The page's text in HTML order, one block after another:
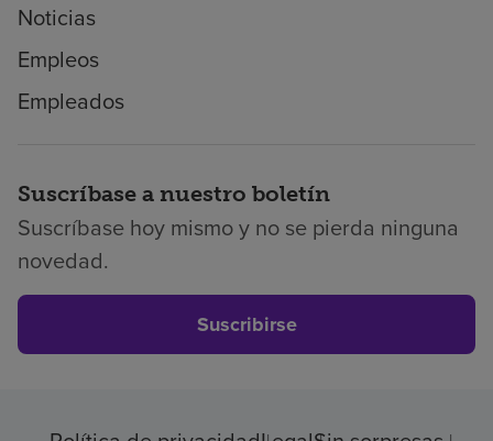
Noticias
Empleos
Empleados
Suscríbase a nuestro boletín
Suscríbase hoy mismo y no se pierda ninguna
novedad.
Suscribirse